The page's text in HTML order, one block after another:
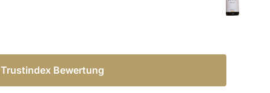
Trustindex Bewertung